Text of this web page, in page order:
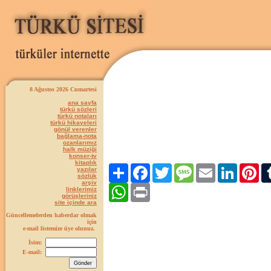
8 Ağustos 2026 Cumartesi
ana sayfa
türkü sözleri
türkü notaları
türkü hikayeleri
gönül verenler
bağlama-nota
ozanlarımız
halk müziği
konser-tv
kitaplık
yazılar
sözlük
arşiv
linklerimiz
görüşleriniz
site içinde ara
Güncellemelerden haberdar olmak
için
e-mail listemize üye olunuz.
İsim:
E-mail:
Paylaş FacebookTwitter Message Email LinkedIn
WhatsApp